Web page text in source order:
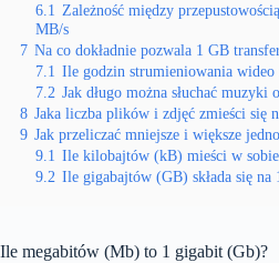
6.1 Zależność między
MB/s
7 Na co dokładnie pozwala 1 GB
7.1 Ile godzin strumieniowania
7.2 Jak długo można słuchać
8 Jaka liczba plików i zdjęć zmieści się
9 Jak przeliczać mniejsze i większe
9.1 Ile kilobajtów (kB) mieści w
9.2 Ile gigabajtów (GB) składa się na
Ile megabitów (Mb) to 1 gigabit (Gb)?